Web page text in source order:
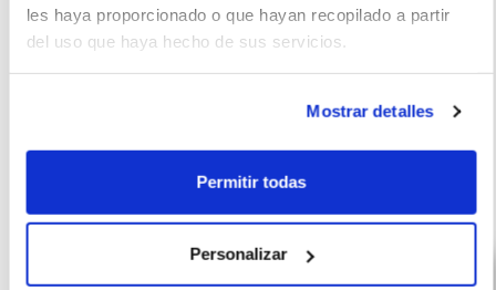
les haya proporcionado o que hayan recopilado a partir
del uso que haya hecho de sus servicios.
Mostrar detalles
Permitir todas
Personalizar
obtenida de la empresa ofertante del renting y tiene solo
efectos informativos no contractuales.
Otras ofertas de KIA STONIC